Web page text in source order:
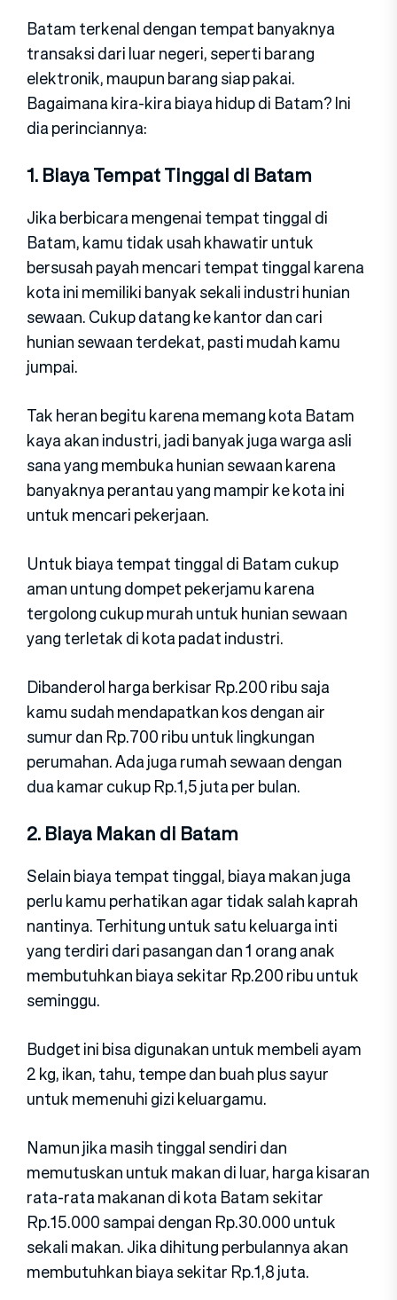
Batam terkenal dengan tempat banyaknya
transaksi dari luar negeri, seperti barang
elektronik, maupun barang siap pakai.
Bagaimana kira-kira biaya hidup di Batam? Ini
dia perinciannya:
1. Biaya Tempat Tinggal di Batam
Jika berbicara mengenai tempat tinggal di
Batam, kamu tidak usah khawatir untuk
bersusah payah mencari tempat tinggal karena
kota ini memiliki banyak sekali industri hunian
sewaan. Cukup datang ke kantor dan cari
hunian sewaan terdekat, pasti mudah kamu
jumpai.
Tak heran begitu karena memang kota Batam
kaya akan industri, jadi banyak juga warga asli
sana yang membuka hunian sewaan karena
banyaknya perantau yang mampir ke kota ini
untuk mencari pekerjaan.
Untuk biaya tempat tinggal di Batam cukup
aman untung dompet pekerjamu karena
tergolong cukup murah untuk hunian sewaan
yang terletak di kota padat industri.
Dibanderol harga berkisar Rp.200 ribu saja
kamu sudah mendapatkan kos dengan air
sumur dan Rp.700 ribu untuk lingkungan
perumahan. Ada juga rumah sewaan dengan
dua kamar cukup Rp.1,5 juta per bulan.
2. Biaya Makan di Batam
Selain biaya tempat tinggal, biaya makan juga
perlu kamu perhatikan agar tidak salah kaprah
nantinya. Terhitung untuk satu keluarga inti
yang terdiri dari pasangan dan 1 orang anak
membutuhkan biaya sekitar Rp.200 ribu untuk
seminggu.
Budget ini bisa digunakan untuk membeli ayam
2 kg, ikan, tahu, tempe dan buah plus sayur
untuk memenuhi gizi keluargamu.
Namun jika masih tinggal sendiri dan
memutuskan untuk makan di luar, harga kisaran
rata-rata makanan di kota Batam sekitar
Rp.15.000 sampai dengan Rp.30.000 untuk
sekali makan. Jika dihitung perbulannya akan
membutuhkan biaya sekitar Rp.1,8 juta.